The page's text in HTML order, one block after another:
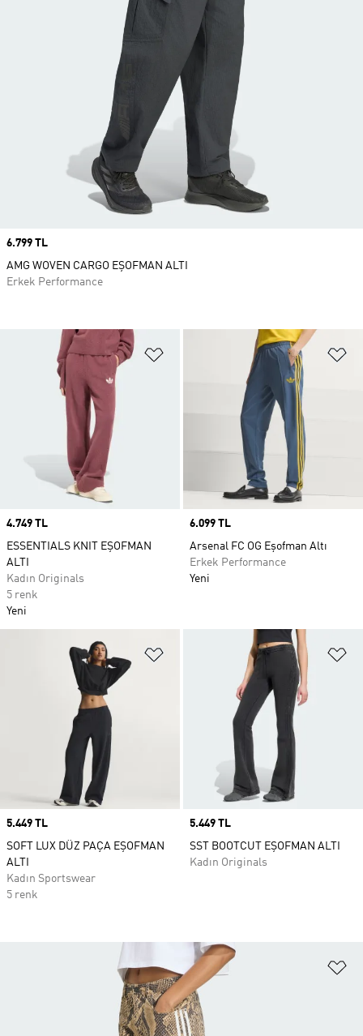
Favori Listesine Ekle
Price
4.749 TL
ESSENTIALS KNIT EŞOFMAN
ALTI
Kadın Originals
5 renk
Yeni
Price
6.099 TL
Arsenal FC OG Eşofman Altı
Erkek Performance
Yeni
Favori Listesine Ekle
Price
5.449 TL
SOFT LUX DÜZ PAÇA EŞOFMAN
ALTI
Kadın Sportswear
5 renk
Price
5.449 TL
SST BOOTCUT EŞOFMAN ALTI
Kadın Originals
Price
6.799 TL
AMG WOVEN CARGO EŞOFMAN ALTI
Erkek Performance